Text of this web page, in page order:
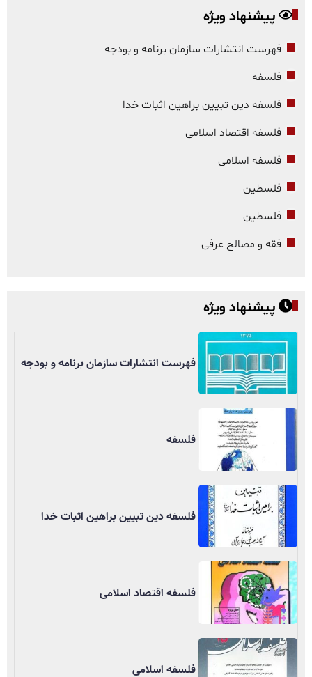
پیشنهاد ویژه
فهرست انتشارات سازمان برنامه و بودجه
فلسفه
فلسفه دین تبیین براهین اثبات خدا
فلسفه اقتصاد اسلامی
فلسفه اسلامی
فلسطین
فلسطین
فقه و مصالح عرفی
پیشنهاد ویژه
فهرست انتشارات سازمان برنامه و بودجه
فلسفه
فلسفه دین تبیین براهین اثبات خدا
فلسفه اقتصاد اسلامی
فلسفه اسلامی